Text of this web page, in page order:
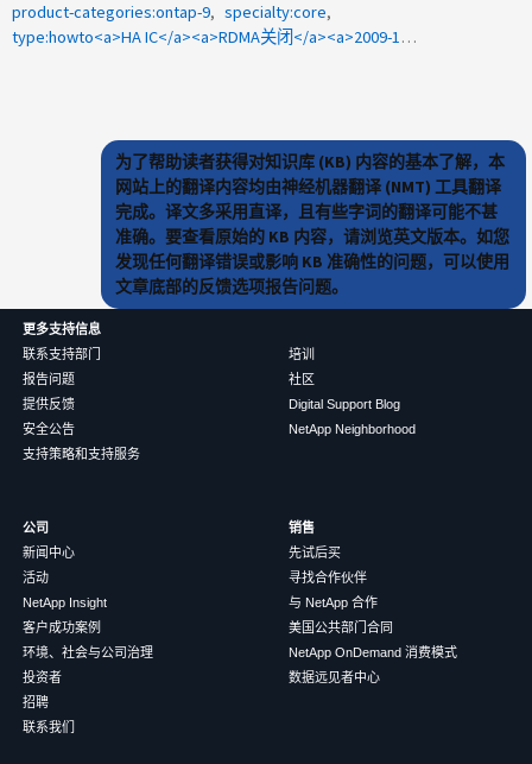
product-categories:ontap-9
specialty:core
type:howto<a>HA IC</a><a>RDMA关闭</a><a>2009-184861</a><a>RASTRACES HA IC</a>
为了帮助读者获得对知识库 (KB) 内容的基本了解，本
网站上的翻译内容均由神经机器翻译 (NMT) 工具翻译
完成。译文多采用直译，且有些字词的翻译可能不甚
准确。要查看原始的 KB 内容，请浏览英文版本。如您
发现任何翻译错误或影响 KB 准确性的问题，可以使用
文章底部的反馈选项报告问题。
更多支持信息
联系支持部门
报告问题
提供反馈
安全公告
支持策略和支持服务
培训
社区
Digital Support Blog
NetApp Neighborhood
公司
新闻中心
活动
NetApp Insight
客户成功案例
环境、社会与公司治理
投资者
招聘
联系我们
销售
先试后买
寻找合作伙伴
与 NetApp 合作
美国公共部门合同
NetApp OnDemand 消费模式
数据远见者中心